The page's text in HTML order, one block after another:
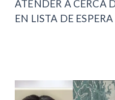
ATENDER A CERCA
EN LISTA DE ESPERA